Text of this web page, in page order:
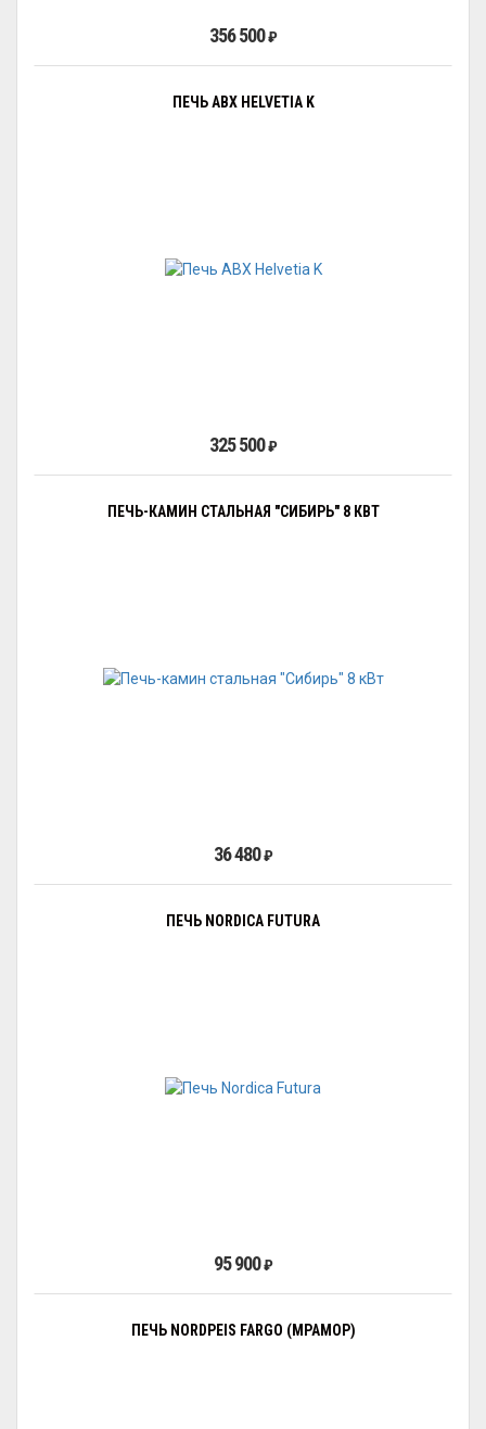
356 500₽
ПЕЧЬ ABX HELVETIA K
325 500₽
ПЕЧЬ-КАМИН СТАЛЬНАЯ "СИБИРЬ" 8 КВТ
36 480₽
ПЕЧЬ NORDICA FUTURA
95 900₽
ПЕЧЬ NORDPEIS FARGO (МРАМОР)